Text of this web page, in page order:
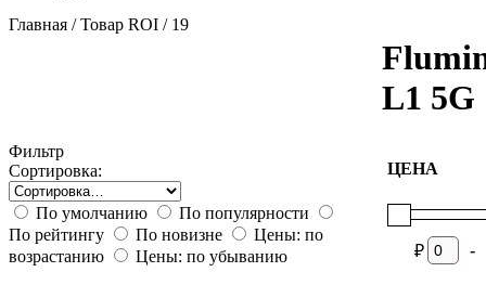
Главная / Товар ROI / 19
L1 5G
Фильтр
Сортировка:
По умолчанию
По популярности
По рейтингу
По новизне
Цены: по
возрастанию
Цены: по убыванию
ЦЕНА
₽ -